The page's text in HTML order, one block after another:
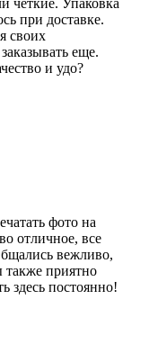
при доставке.
своих
еще.
и удо?
фото на
отличное, все
вежливо,
приятно
здесь постоянно!